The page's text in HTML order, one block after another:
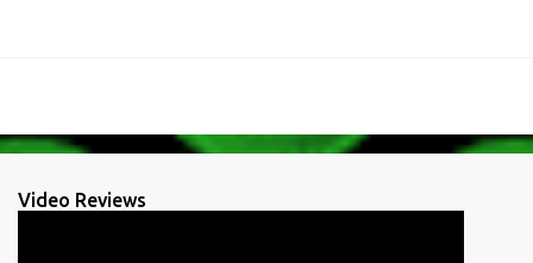
Video Reviews